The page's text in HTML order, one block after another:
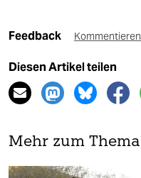
Feedback Kommentieren
Diesen Artikel teilen
Mehr zum Thema